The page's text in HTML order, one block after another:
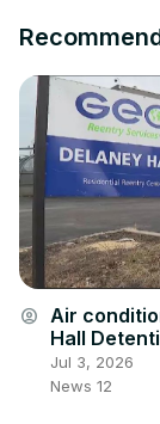
account_circle Air
Hall
Jul 3, 2026
News 12